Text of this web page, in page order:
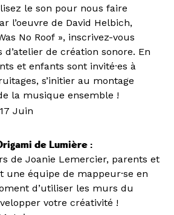
le son pour nous faire
l’oeuvre de David Helbich,
No Roof », inscrivez-vous
de création sonore. En
et enfants sont invité·es à
s’initier au montage
la musique ensemble !
Juin
de Lumière :
de Joanie Lemercier, parents et
équipe de mappeur·se en
d’utiliser les murs du
votre créativité !